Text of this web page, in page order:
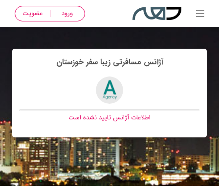
ورود عضویت
آژانس مسافرتی زيبا سفر خوزستان
اطلاعات آژانس تایید نشده است